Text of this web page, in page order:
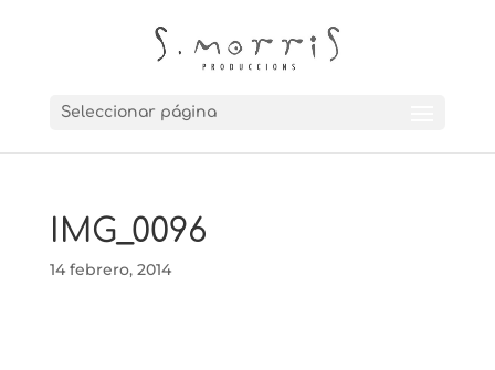
Seleccionar página
IMG_0096
14 febrero, 2014